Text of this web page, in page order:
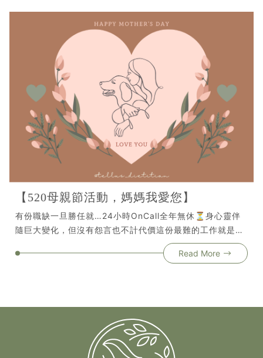
體專題講座│ Tellus陪伴式營養 𝟏𝟐/𝟐𝟖㊅𝟏𝟑:𝟎𝟎-𝟏𝟓:𝟎𝟎 #正式
開幕🎊開幕當天除了有精緻茶點、入店禮、打卡送好禮🎁更
有營養師帶你 #免費inbody量測 了解自身健康🌈「健康」
是讓幸福長久的門票，我們陪你一起❤️⎯ ⎯ 好的營養，是好
好愛自己的生活方式⎯⎯ ⎯▸卡位預約體驗➠ Tellus Line官方
▸開幕活動：12/28(六)13:00-15:00▸地址：台南市南區西
門路一段300巷50號
【520母親節活動，媽媽我愛您】
有份職缺一旦勝任就…24小時OnCall全年無休⏳身心靈伴
隨巨大變化，但沒有怨言也不計代價這份最難的工作就是
「全能媽媽」🤱媽媽任何事都為別人，自己擺在最後面🔙今
年母親節送愛的營養禮物🎁動動好與你守護媽媽健康❤️▸活
照，媽媽即享相同優惠⚠注意事項⚠➀此活動僅適用於營養
課程體驗➁每人體驗次數僅限1次
Read More